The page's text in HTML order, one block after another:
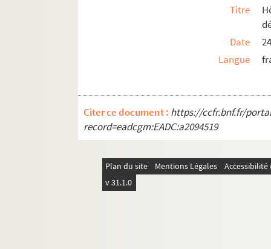
Titre
Date
Langue
Citer ce document : https://ccfr.bnf.fr/
record=eadcgm:EADC:a2094519
Plan du site Mentions Légales
v 31.1.0